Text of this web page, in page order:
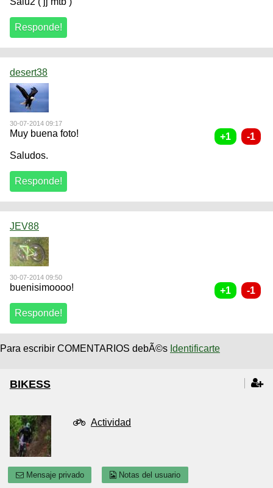
desert38
30-07-2014 09:17
Muy buena foto!
Saludos.
JEV88
30-07-2014 09:50
buenisimoooo!
Para escribir COMENTARIOS debÃ©s Identificarte
BIKESS
Actividad
Mensaje privado Notas del usuario